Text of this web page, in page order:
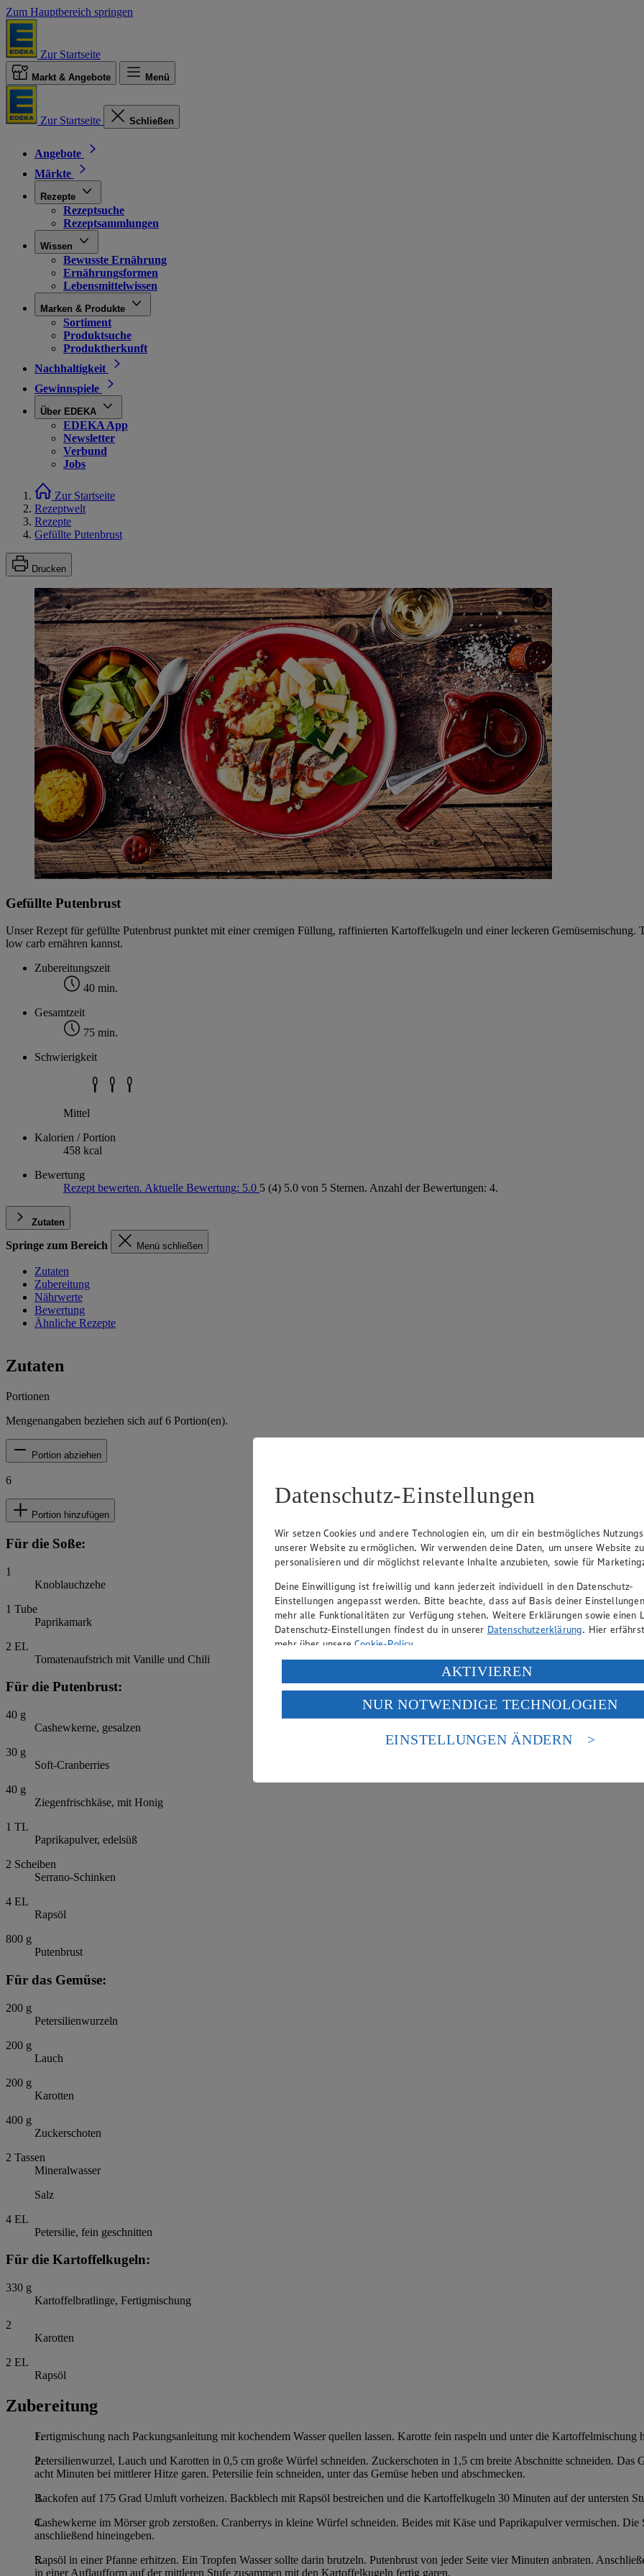
Zum Hauptbereich springen
Zur Startseite
Markt & Angebote Menü
Zur Startseite Schließen
Angebote
Märkte
Rezepte
Rezeptsuche
Rezeptsammlungen
Wissen
Bewusste Ernährung
Ernährungsformen
Lebensmittelwissen
Marken & Produkte
Sortiment
Produktsuche
Produktherkunft
Nachhaltigkeit
Gewinnspiele
Über EDEKA
EDEKA App
Newsletter
Verbund
Jobs
Zur Startseite
Rezeptwelt
Rezepte
Gefüllte Putenbrust
Drucken
Gefüllte Putenbrust
Unser Rezept für gefüllte Putenbrust punktet mit einer cremigen Füllung, raffinierten Kartoffelkugeln und einer leckeren Gemüsemischung.
low carb ernähren kannst.
Zubereitungszeit
40 min.
Gesamtzeit
75 min.
Schwierigkeit
Mittel
Kalorien / Portion
458 kcal
Bewertung
Rezept bewerten. Aktuelle Bewertung: 5.0 5 (4) 5.0 von 5 Sternen. Anzahl der Bewertungen: 4.
Zutaten
Springe zum Bereich Menü schließen
Zutaten
Zubereitung
Nährwerte
Bewertung
Ähnliche Rezepte
Zutaten
Portionen
Mengenangaben beziehen sich auf6 Portion(en).
Portion abziehen
6
Portion hinzufügen
Für die Soße:
1
Knoblauchzehe
1 Tube
Paprikamark
2 EL
Tomatenaufstrich mit Vanille und Chili
Für die Putenbrust:
40 g
Cashewkerne, gesalzen
30 g
Soft-Cranberries
40 g
Ziegenfrischkäse, mit Honig
1 TL
Paprikapulver, edelsüß
2 Scheiben
Serrano-Schinken
4 EL
Rapsöl
800 g
Putenbrust
Für das Gemüse:
200 g
Petersilienwurzeln
200 g
Lauch
200 g
Karotten
400 g
Zuckerschoten
2 Tassen
Mineralwasser
Salz
4 EL
Petersilie, fein geschnitten
Für die Kartoffelkugeln:
330 g
Kartoffelbratlinge, Fertigmischung
2
Karotten
2 EL
Rapsöl
Zubereitung
Fertigmischung nach Packungsanleitung mit kochendem Wasser quellen lassen. Karotte fein raspeln und unter die
Petersilienwurzel, Lauch und Karotten in 0,5 cm große Würfel schneiden. Zuckerschoten in 1,5 cm breite Abschnitte schneiden. Das
acht Minuten bei mittlerer Hitze garen. Petersilie fein schneiden, unter das Gemüse heben und abschmecken.
Backofen auf 175 Grad Umluft vorheizen. Backblech mit Rapsöl bestreichen und die Kartoffelkugeln 30 Minuten auf der untersten
Cashewkerne im Mörser grob zerstoßen. Cranberrys in kleine Würfel schneiden. Beides mit Käse und Paprikapulver vermischen.
anschließend hineingeben.
Rapsöl in einer Pfanne erhitzen. Ein Tropfen Wasser sollte darin brutzeln. Putenbrust von jeder Seite vier Minuten anbraten.
in einer Auflaufform auf der mittleren Stufe zusammen mit den Kartoffelkugeln fertig garen.
Datenschutz-Einstellungen
Wir setzen Cookies und andere Technologien ein, um dir ein bestmögliches
unserer Website zu ermöglichen. Wir verwenden deine Daten, um unsere Website zu
personalisieren und dir möglichst relevante Inhalte anzubieten, sowie für
Deine Einwilligung ist freiwillig und kann jederzeit individuell in den Datenschutz-
Einstellungen angepasst werden. Bitte beachte, dass auf Basis deiner
mehr alle Funktionalitäten zur Verfügung stehen. Weitere Erklärungen sowie einen
Datenschutz-Einstellungen findest du in unserer Datenschutzerklärung. Hier
mehr über unsereCookie-Policy.
Verarbeitung deiner personenbezogenen Daten in den USA durch Facebook und
Wenn du auf „Aktivieren“ klickst, willigst du im Sinne des Art. 49 Abs. 1 Satz 1 lit.
ein, dass deine Daten in den USA verarbeitet werden. Der EuGH sieht die USA als
einem nach europäischen Standards nicht angemessenen Datenschutzniveau an. Es
Risiko eines Zugriffs durch US-amerikanische Behörden.
AKTIVIEREN
NUR NOTWENDIGE TECHNOLOGIEN
EINSTELLUNGEN ÄNDERN